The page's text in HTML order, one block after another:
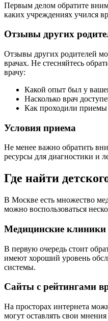
Первым делом обратите
каких учреждениях учился
Отзывы других
Отзывы других родителей
врачах. Не стесняйтесь
врачу:
Какой опыт был у
Насколько врач
Как проходили приемы
Условия приема
Не менее важно обратить
ресурсы для диагностики и
Где найти
В Москве есть множество
можно воспользоваться
Медицинские
В первую очередь стоит
имеют хороший уровень
системы.
Сайты с рейтингами
На просторах интернета
могут оставлять свои